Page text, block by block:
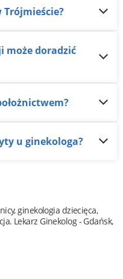
Trójmieście?
u ginekologa?
ginekologia dziecięca,
Lekarz Ginekolog - Gdańsk,